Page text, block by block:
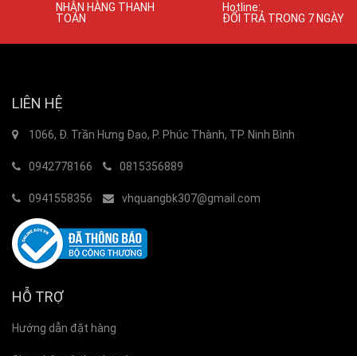
NHẬN HÀNG THANH
TOÁN
Hotline:
ĐỔI TRẢ TRONG 7 NGÀY
LIÊN HỆ
1066, Đ. Trần Hưng Đạo, P. Phúc Thành, TP. Ninh Bình
0942778166 0815356889
0941558356 vhquangbk307@gmail.com
HỖ TRỢ
Hướng dẫn đặt hàng